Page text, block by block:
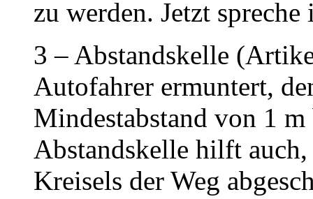
zu werden. Jetzt
3 – Abstandskelle
Autofahrer ermuntert,
Mindestabstand von 1
Abstandskelle hilft
Kreisels der Weg